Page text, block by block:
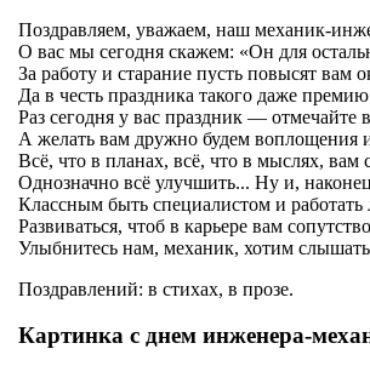
Поздравляем, уважаем, наш механик-
О вас мы сегодня скажем: «Он для
За работу и старание пусть повысят вам
Да в честь праздника такого даже премию
Раз сегодня у вас праздник — отмечайте
А желать вам дружно будем воплощения
Всё, что в планах, всё, что в мыслях, вам
Однозначно всё улучшить... Ну и,
Классным быть специалистом и работать
Развиваться, чтоб в карьере вам
Улыбнитесь нам, механик, хотим
Поздравлений: в стихах, в прозе.
Картинка с днем инженера-